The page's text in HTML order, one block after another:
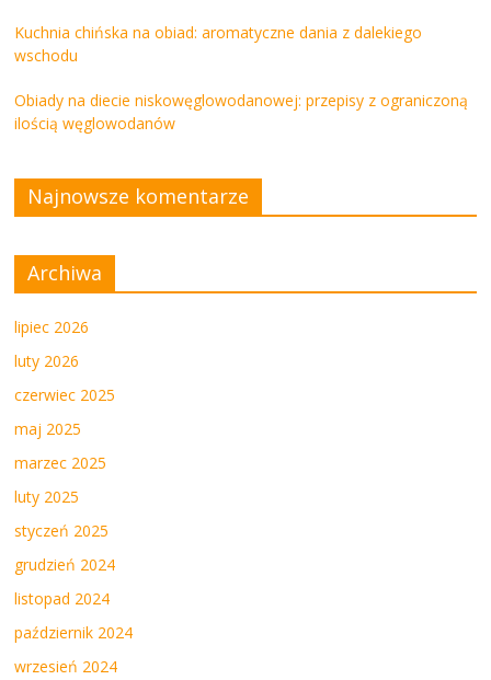
Kuchnia chińska na obiad: aromatyczne dania z dalekiego
wschodu
Obiady na diecie niskowęglowodanowej: przepisy z ograniczoną
ilością węglowodanów
Najnowsze komentarze
Archiwa
lipiec 2026
luty 2026
czerwiec 2025
maj 2025
marzec 2025
luty 2025
styczeń 2025
grudzień 2024
listopad 2024
październik 2024
wrzesień 2024